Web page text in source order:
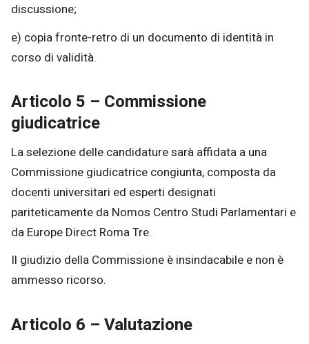
discussione;
e) copia fronte-retro di un documento di identità in
corso di validità.
Articolo 5 – Commissione
giudicatrice
La selezione delle candidature sarà affidata a una
Commissione giudicatrice congiunta, composta da
docenti universitari ed esperti designati
pariteticamente da Nomos Centro Studi Parlamentari e
da Europe Direct Roma Tre.
Il giudizio della Commissione è insindacabile e non è
ammesso ricorso.
Articolo 6 – Valutazione